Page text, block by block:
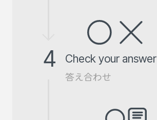
4 Check your answer
答え合わせ